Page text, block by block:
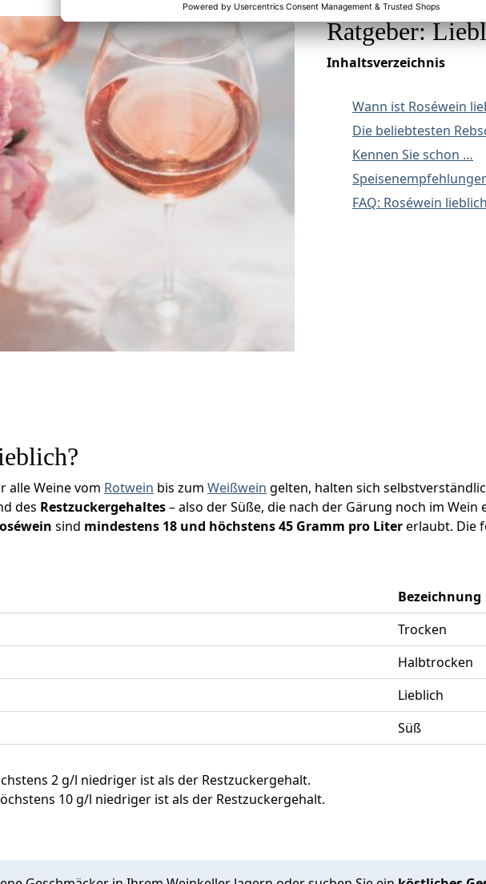
Ratgeber:
Inhaltsverzeichnis
Wann ist Roséwein
Die beliebtesten
Kennen Sie schon …
FAQ: Roséwein
alle Weine vom Rotwein bis zum Weißwein gelten, halten sich
des Restzuckergehaltes– also der Süße, die nach der Gärung noch im
sind mindestens 18 und höchstens 45 Gramm pro Litererlaubt. Die
Bezeichnung
Trocken
Halbtrocken
Lieblich
Süß
2 g/l niedriger ist als der Restzuckergehalt.
10 g/l niedriger ist als der Restzuckergehalt.